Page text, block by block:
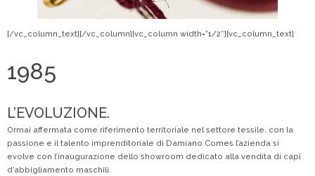
[/vc_column_text][/vc_column][vc_column width=”1/2″][vc_column_text]
1985
L’EVOLUZIONE.
Ormai affermata come riferimento territoriale nel settore tessile, con la
passione e il talento imprenditoriale di Damiano Comes l’azienda si
evolve con l’inaugurazione dello showroom dedicato alla vendita di capi
d’abbigliamento maschili.